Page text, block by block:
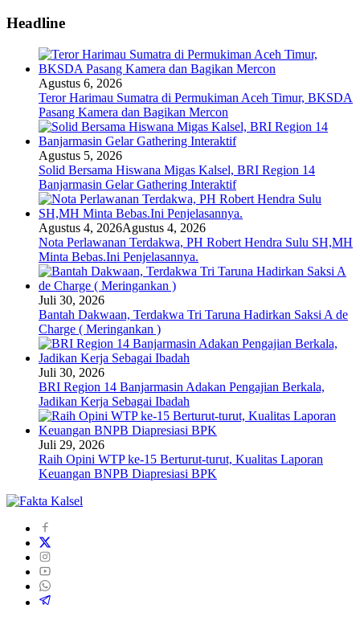
Headline
Agustus 6, 2026
Teror Harimau Sumatra di Permukiman Aceh Timur, BKSDA
Pasang Kamera dan Bagikan Mercon
Agustus 5, 2026
Solid Bersama Hiswana Migas Kalsel, BRI Region 14
Banjarmasin Gelar Gathering Interaktif
Agustus 4, 2026Agustus 4, 2026
Nota Perlawanan Terdakwa, PH Robert Hendra Sulu SH,MH
Minta Bebas.Ini Penjelasannya.
Juli 30, 2026
Bantah Dakwaan, Terdakwa Tri Taruna Hadirkan Saksi A de
Charge ( Meringankan )
Juli 30, 2026
BRI Region 14 Banjarmasin Adakan Pengajian Berkala,
Jadikan Kerja Sebagai Ibadah
Juli 29, 2026
Raih Opini WTP ke-15 Berturut-turut, Kualitas Laporan
Keuangan BNPB Diapresiasi BPK